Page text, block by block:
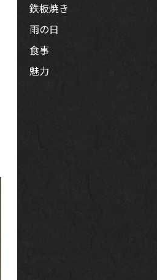
鉄板焼き
雨の日
食事
魅力